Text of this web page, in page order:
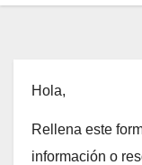
Hola,
Rellena este
información o